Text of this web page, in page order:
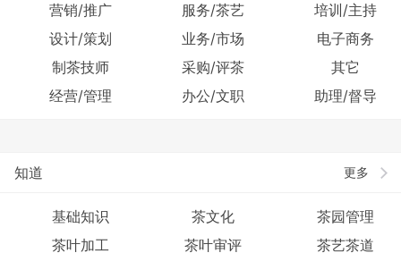
营销/推广 服务/茶艺
培训/主持
设计/策划
业务/市场
电子商务
制茶技师
采购/评茶
其它
经营/管理
办公/文职 助理/督导
更多
知道
基础知识 茶文化
茶园管理
茶叶加工
茶叶审评
茶艺茶道